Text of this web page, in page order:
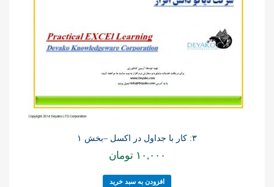
۳: کار با جداول در اکسل –بخش ۱
۱۰,۰۰۰ تومان
افزودن به سبد خرید